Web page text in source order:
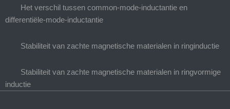
Het verschil tussen common-mode-inductantie en
differentiële-mode-inductantie
Stabiliteit van zachte magnetische materialen in ringinductie
Stabiliteit van zachte magnetische materialen in ringvormige
inductie